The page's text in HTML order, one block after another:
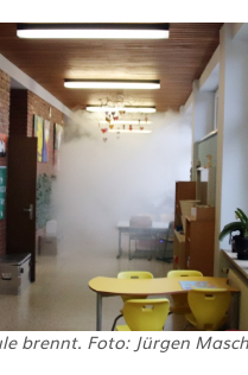
brennt. Foto: Jürgen